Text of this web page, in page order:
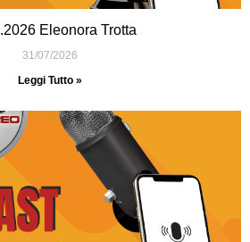
Eleonora Trotta
31/07/2026
Leggi Tutto »